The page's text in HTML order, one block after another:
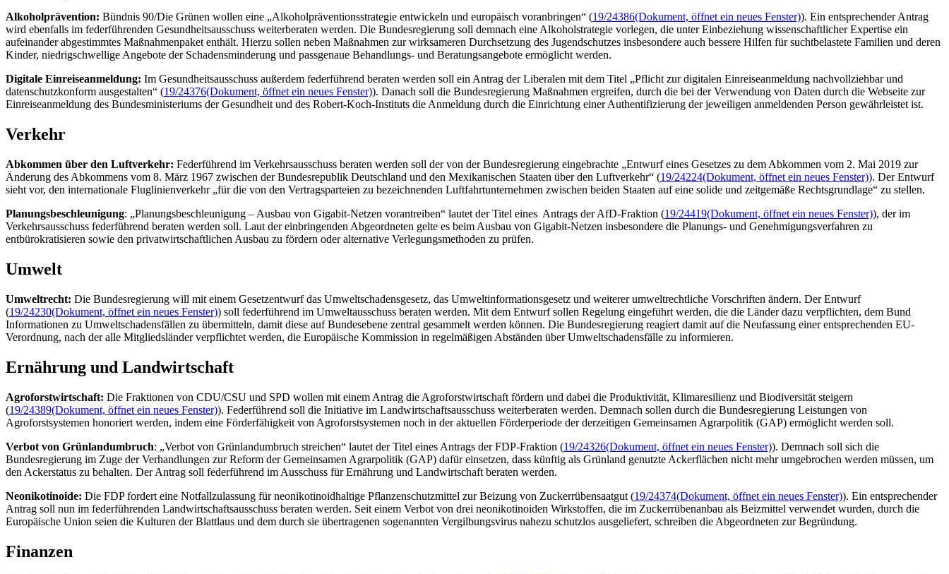
Alkoholprävention: Bündnis 90/Die Grünen wollen eine „Alkoholpräventionsstrategie entwickeln und europäisch voranbringen“ (19/24386(Dokument, öffnet ein neues Fenster)). Ein entsprechender Antrag
wird ebenfalls im federführenden Gesundheitsausschuss weiterberaten werden. Die Bundesregierung soll demnach eine Alkoholstrategie vorlegen, die unter Einbeziehung wissenschaftlicher Expertise ein
aufeinander abgestimmtes Maßnahmenpaket enthält. Hierzu sollen neben Maßnahmen zur wirksameren Durchsetzung des Jugendschutzes insbesondere auch bessere Hilfen für suchtbelastete Familien und deren
Kinder, niedrigschwellige Angebote der Schadensminderung und passgenaue Behandlungs- und Beratungsangebote ermöglicht werden.
Digitale Einreiseanmeldung: Im Gesundheitsausschuss außerdem federführend beraten werden soll ein Antrag der Liberalen mit dem Titel „Pflicht zur digitalen Einreiseanmeldung nachvollziehbar und
datenschutzkonform ausgestalten“ (19/24376(Dokument, öffnet ein neues Fenster)). Danach soll die Bundesregierung Maßnahmen ergreifen, durch die bei der Verwendung von Daten durch die Webseite zur
Einreiseanmeldung des Bundesministeriums der Gesundheit und des Robert-Koch-Instituts die Anmeldung durch die Einrichtung einer Authentifizierung der jeweiligen anmeldenden Person gewährleistet ist.
Verkehr
Abkommen über den Luftverkehr: Federführend im Verkehrsausschuss beraten werden soll der von der Bundesregierung eingebrachte „Entwurf eines Gesetzes zu dem Abkommen vom 2. Mai 2019 zur
Änderung des Abkommens vom 8. März 1967 zwischen der Bundesrepublik Deutschland und den Mexikanischen Staaten über den Luftverkehr“ (19/24224(Dokument, öffnet ein neues Fenster)). Der Entwurf
sieht vor, den internationale Fluglinienverkehr „für die von den Vertragsparteien zu bezeichnenden Luftfahrtunternehmen zwischen beiden Staaten auf eine solide und zeitgemäße Rechtsgrundlage“ zu stellen.
Planungsbeschleunigung: „Planungsbeschleunigung – Ausbau von Gigabit-Netzen vorantreiben“ lautet der Titel eines Antrags der AfD-Fraktion (19/24419(Dokument, öffnet ein neues Fenster)), der im
Verkehrsausschuss federführend beraten werden soll. Laut der einbringenden Abgeordneten gelte es beim Ausbau von Gigabit-Netzen insbesondere die Planungs- und Genehmigungsverfahren zu
entbürokratisieren sowie den privatwirtschaftlichen Ausbau zu fördern oder alternative Verlegungsmethoden zu prüfen.
Umwelt
Umweltrecht: Die Bundesregierung will mit einem Gesetzentwurf das Umweltschadensgesetz, das Umweltinformationsgesetz und weiterer umweltrechtliche Vorschriften ändern. Der Entwurf
(19/24230(Dokument, öffnet ein neues Fenster)) soll federführend im Umweltausschuss beraten werden. Mit dem Entwurf sollen Regelung eingeführt werden, die die Länder dazu verpflichten, dem Bund
Informationen zu Umweltschadensfällen zu übermitteln, damit diese auf Bundesebene zentral gesammelt werden können. Die Bundesregierung reagiert damit auf die Neufassung einer entsprechenden EU-
Verordnung, nach der alle Mitgliedsländer verpflichtet werden, die Europäische Kommission in regelmäßigen Abständen über Umweltschadensfälle zu informieren.
Ernährung und Landwirtschaft
Agroforstwirtschaft: Die Fraktionen von CDU/CSU und SPD wollen mit einem Antrag die Agroforstwirtschaft fördern und dabei die Produktivität, Klimaresilienz und Biodiversität steigern
(19/24389(Dokument, öffnet ein neues Fenster)). Federführend soll die Initiative im Landwirtschaftsausschuss weiterberaten werden. Demnach sollen durch die Bundesregierung Leistungen von
Agroforstsystemen honoriert werden, indem eine Förderfähigkeit von Agroforstsystemen noch in der aktuellen Förderperiode der derzeitigen Gemeinsamen Agrarpolitik (GAP) ermöglicht werden soll.
Verbot von Grünlandumbruch: „Verbot von Grünlandumbruch streichen“ lautet der Titel eines Antrags der FDP-Fraktion (19/24326(Dokument, öffnet ein neues Fenster)). Demnach soll sich die
Bundesregierung im Zuge der Verhandlungen zur Reform der Gemeinsamen Agrarpolitik (GAP) dafür einsetzen, dass künftig als Grünland genutzte Ackerflächen nicht mehr umgebrochen werden müssen, um
den Ackerstatus zu behalten. Der Antrag soll federführend im Ausschuss für Ernährung und Landwirtschaft beraten werden.
Neonikotinoide: Die FDP fordert eine Notfallzulassung für neonikotinoidhaltige Pflanzenschutzmittel zur Beizung von Zuckerrübensaatgut (19/24374(Dokument, öffnet ein neues Fenster)). Ein entsprechender
Antrag soll nun im federführenden Landwirtschaftsausschuss beraten werden. Seit einem Verbot von drei neonikotinoiden Wirkstoffen, die im Zuckerrübenanbau als Beizmittel verwendet wurden, durch die
Europäische Union seien die Kulturen der Blattlaus und dem durch sie übertragenen sogenannten Vergilbungsvirus nahezu schutzlos ausgeliefert, schreiben die Abgeordneten zur Begründung.
Finanzen